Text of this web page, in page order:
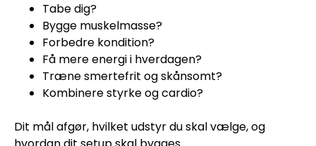
Tabe dig?
Bygge muskelmasse?
Forbedre kondition?
Få mere energi i hverdagen?
Træne smertefrit og skånsomt?
Kombinere styrke og cardio?
Dit mål afgør, hvilket udstyr du skal vælge, og